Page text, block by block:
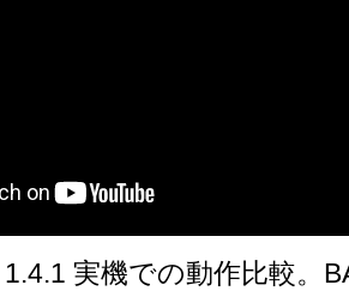
実機での動作比較。